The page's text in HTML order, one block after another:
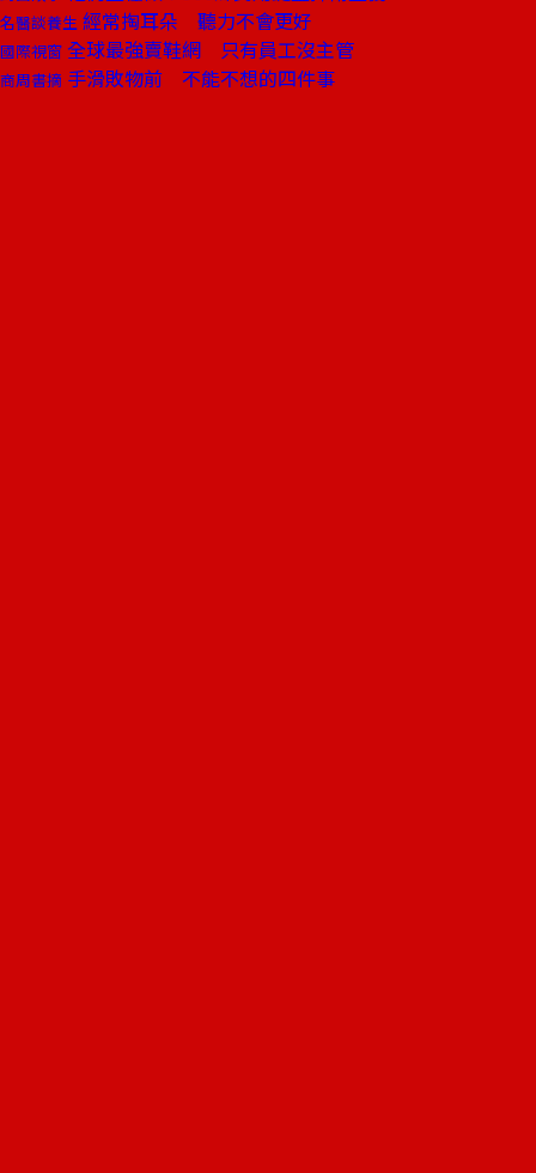
名醫談養生 經常掏耳朵 聽力不會更好
國際視窗 全球最強賣鞋網 只有員工沒主管
商周書摘 手滑敗物前 不能不想的四件事